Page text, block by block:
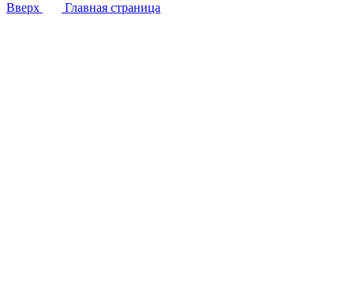
Вверх Главная страница